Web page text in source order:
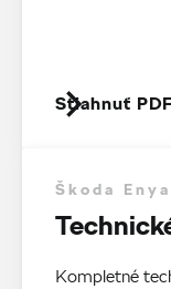
Stiahnuť PDF
Škoda
Kompletné